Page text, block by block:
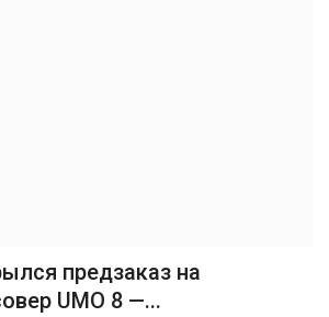
предзаказ на
UMO 8 —...